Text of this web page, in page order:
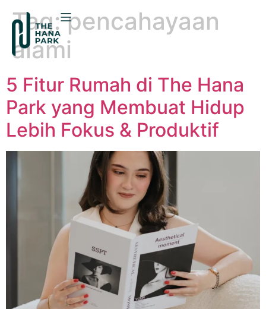
Tag:pencahayaan
alami
5 Fitur Rumah di The Hana
Park yang Membuat Hidup
Lebih Fokus & Produktif